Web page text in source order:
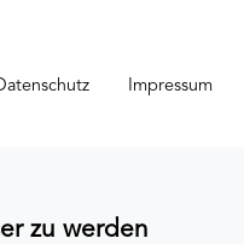
Impressum
zu werden